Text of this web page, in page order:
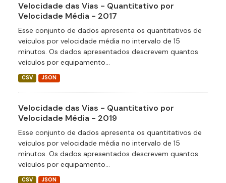
Velocidade das Vias - Quantitativo por
Velocidade Média - 2017
Esse conjunto de dados apresenta os quantitativos de
veículos por velocidade média no intervalo de 15
minutos. Os dados apresentados descrevem quantos
veículos por equipamento...
CSV JSON
Velocidade das Vias - Quantitativo por
Velocidade Média - 2019
Esse conjunto de dados apresenta os quantitativos de
veículos por velocidade média no intervalo de 15
minutos. Os dados apresentados descrevem quantos
veículos por equipamento...
CSV JSON